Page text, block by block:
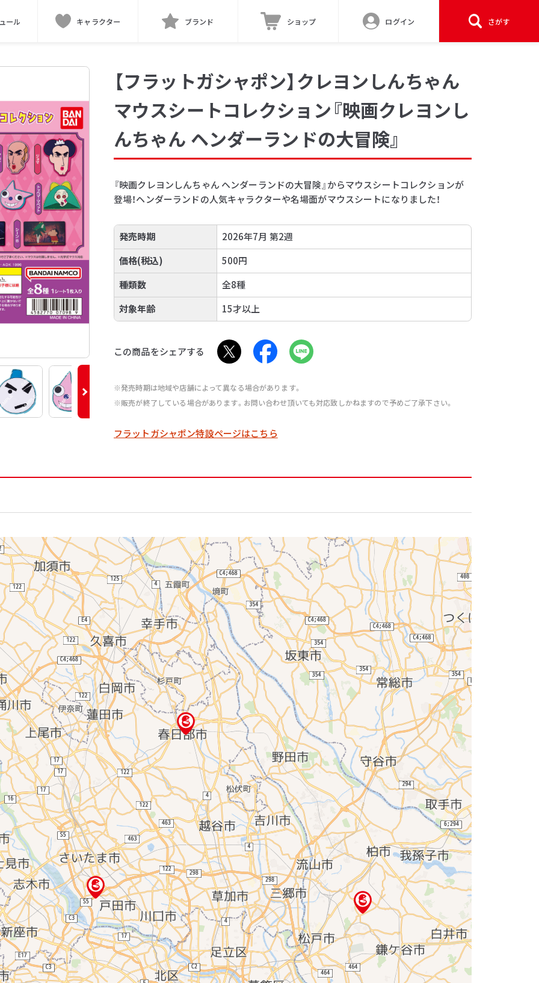
ール キャラクター ブランド ショップ ログイン さがす
【フラットガシャポン】クレヨンしんちゃん
マウスシートコレクション『映画クレヨンし
んちゃん ヘンダーランドの大冒険』
『映画クレヨンしんちゃん ヘンダーランドの大冒険』からマウスシートコレクションが
登場！ヘンダーランドの人気キャラクターや名場面がマウスシートになりました！
発売時期
2026年7月 第2週
価格(税込)
500円
種類数
全8種
対象年齢
15才以上
この商品をシェアする
※発売時期は地域や店舗によって異なる場合があります。
※販売が終了している場合があります。お問い合わせ頂いても対応致しかねますので予めご了承下さい。
フラットガシャポン特設ページはこちら